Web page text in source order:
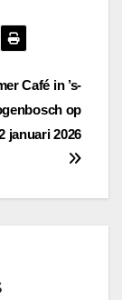
Café in ’s-
op
januari 2026